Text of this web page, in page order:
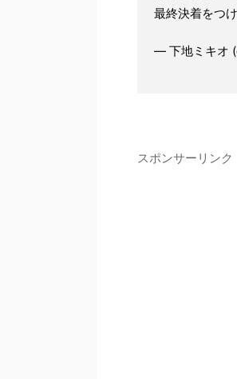
最終決着をつ
— 下地ミキオ
スポンサーリンク